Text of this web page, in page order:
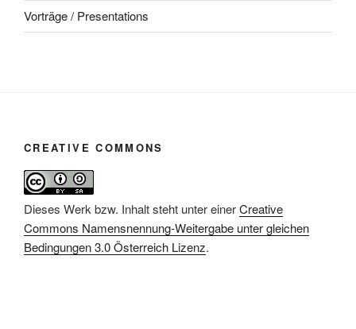
Vorträge / Presentations
CREATIVE COMMONS
Dieses Werk bzw. Inhalt steht unter einerCreative
Commons Namensnennung-Weitergabe unter gleichen
Bedingungen 3.0 Österreich Lizenz.